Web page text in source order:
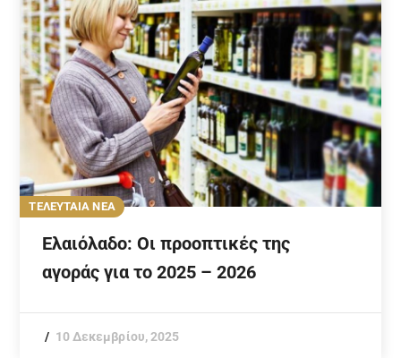
ΤΕΛΕΥΤΑΙΑ ΝΕΑ
Ελαιόλαδο: Οι προοπτικές της
αγοράς για το 2025 – 2026
10 Δεκεμβρίου, 2025